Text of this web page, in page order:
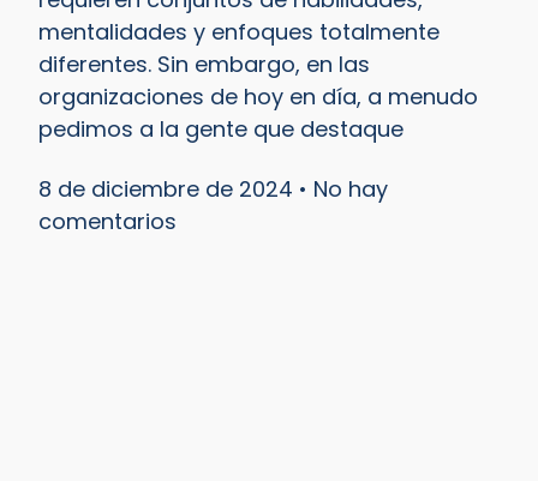
mentalidades y enfoques totalmente
diferentes. Sin embargo, en las
organizaciones de hoy en día, a menudo
pedimos a la gente que destaque
8 de diciembre de 2024
No hay
comentarios